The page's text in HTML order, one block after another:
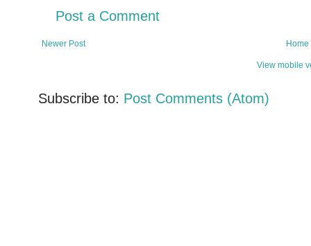
Post a Comment
Newer Post Home
View mobile
Subscribe to: Post Comments (Atom)